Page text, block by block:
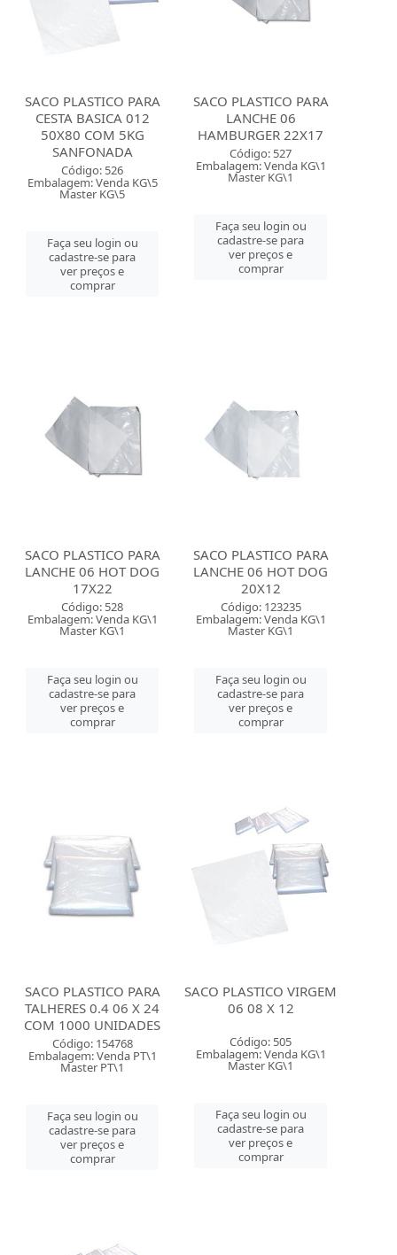
SACO PLASTICO PARA
CESTA BASICA 012
50X80 COM 5KG
SANFONADA
Código: 526
Embalagem: Venda KG\5
Master KG\5
Faça seu login ou
cadastre-se para
ver preços e
comprar
SACO PLASTICO PARA
LANCHE 06
HAMBURGER 22X17
Código: 527
Embalagem: Venda KG\1
Master KG\1
Faça seu login ou
cadastre-se para
ver preços e
comprar
SACO PLASTICO PARA
LANCHE 06 HOT DOG
17X22
Código: 528
Embalagem: Venda KG\1
Master KG\1
Faça seu login ou
cadastre-se para
ver preços e
comprar
SACO PLASTICO PARA
LANCHE 06 HOT DOG
20X12
Código: 123235
Embalagem: Venda KG\1
Master KG\1
Faça seu login ou
cadastre-se para
ver preços e
comprar
SACO PLASTICO PARA
TALHERES 0.4 06 X 24
COM 1000 UNIDADES
Código: 154768
Embalagem: Venda PT\1
Master PT\1
Faça seu login ou
cadastre-se para
ver preços e
comprar
SACO PLASTICO VIRGEM
06 08 X 12
Código: 505
Embalagem: Venda KG\1
Master KG\1
Faça seu login ou
cadastre-se para
ver preços e
comprar